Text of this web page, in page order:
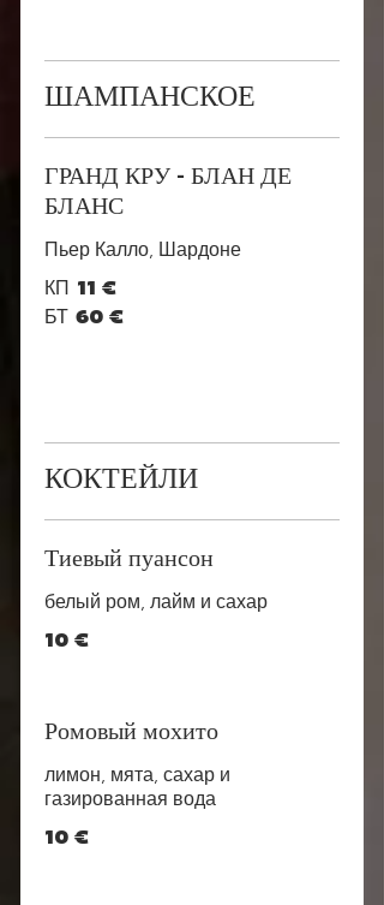
ШАМПАНСКОЕ
ГРАНД КРУ - БЛАН ДЕ
БЛАНС
Пьер Калло, Шардоне
КП 11 €
БТ 60 €
КОКТЕЙЛИ
Тиевый пуансон
белый ром, лайм и сахар
10 €
Ромовый мохито
лимон, мята, сахар и
газированная вода
10 €